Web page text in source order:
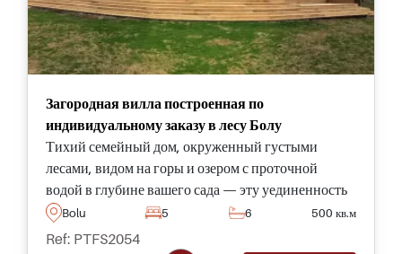
Загородная вилла построенная по
индивидуальному заказу в лесу Болу
Тихий семейный дом, окруженный густыми
лесами, видом на горы и озером с проточной
водой в глубине вашего сада — эту уединенность
и естественную обстановку можно найти только в
одном месте: Болу в Турции.
Bolu 5 6 500 кв.м
Ref: PTFS2054